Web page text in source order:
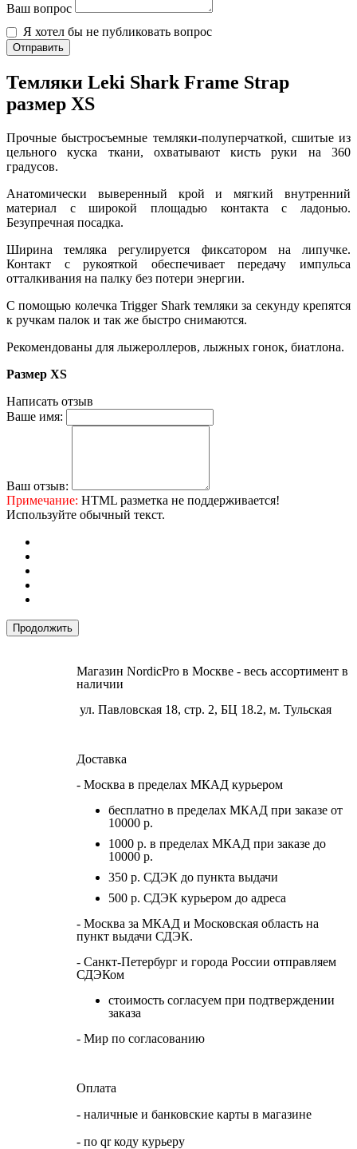
Ваш вопрос
Я хотел бы не публиковать вопрос
Отправить
Темляки Leki Shark Frame Strap
размер XS
Прочные быстросъемные темляки-полуперчаткой, сшитые из
цельного куска ткани, охватывают кисть руки на 360
градусов.
Анатомически выверенный крой и мягкий внутренний
материал с широкой площадью контакта с ладонью.
Безупречная посадка.
Ширина темляка регулируется фиксатором на липучке.
Контакт с рукояткой обеспечивает передачу импульса
отталкивания на палку без потери энергии.
С помощью колечка Trigger Shark темляки за секунду крепятся
к ручкам палок и так же быстро снимаются.
Рекомендованы для лыжероллеров, лыжных гонок, биатлона.
Размер XS
Написать отзыв
Ваше имя:
Ваш отзыв:
Примечание: HTML разметка не поддерживается!
Используйте обычный текст.
Продолжить
Магазин NordicPro в Москве - весь ассортимент в
наличии
ул. Павловская 18, стр. 2, БЦ 18.2, м. Тульская
Доставка
- Москва в пределах МКАД курьером
бесплатно в пределах МКАД при заказе от
10000 р.
1000 р. в пределах МКАД при заказе до
10000 р.
350 р. СДЭК до пункта выдачи
500 р. СДЭК курьером до адреса
- Москва за МКАД и Московская область на
пункт выдачи СДЭК.
- Санкт-Петербург и города России отправляем
СДЭКом
стоимость согласуем при подтверждении
заказа
- Мир по согласованию
Оплата
- наличные и банковские карты в магазине
- по qr коду курьеру